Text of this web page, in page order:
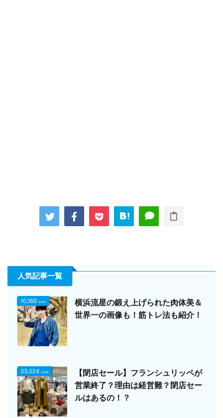
人気記事一覧
10,160 view
横浜流星の鍛え上げられた肉体美＆
世界一の画像も！筋トレ法も紹介！
33,024 view
【閉店セール】フランシュリッペが
営業終了？理由は経営難？閉店セー
ルはあるの！？